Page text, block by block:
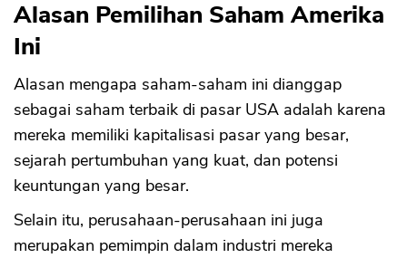
Alasan Pemilihan Saham Amerika
Ini
Alasan mengapa saham-saham ini dianggap
sebagai saham terbaik di pasar USA adalah karena
mereka memiliki kapitalisasi pasar yang besar,
sejarah pertumbuhan yang kuat, dan potensi
keuntungan yang besar.
Selain itu, perusahaan-perusahaan ini juga
merupakan pemimpin dalam industri mereka